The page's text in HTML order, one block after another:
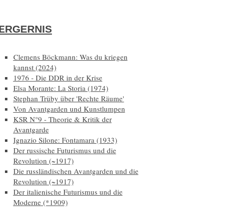
Clemens Böckmann: Was du kriegen
kannst (2024)
1976 - Die DDR in der Krise
Elsa Morante: La Storia (1974)
Stephan Trüby über 'Rechte Räume'
Von Avantgarden und Kunstlumpen
KSR N°9 - Theorie & Kritik der
Avantgarde
Ignazio Silone: Fontamara (1933)
Der russische Futurismus und die
Revolution (~1917)
Die russländischen Avantgarden und die
Revolution (~1917)
Der italienische Futurismus und die
Moderne (*1909)